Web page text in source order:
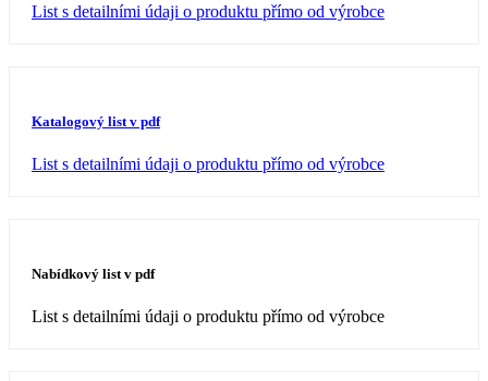
List s detailními údaji o produktu přímo od výrobce
Katalogový list v pdf
List s detailními údaji o produktu přímo od výrobce
Nabídkový list v pdf
List s detailními údaji o produktu přímo od výrobce